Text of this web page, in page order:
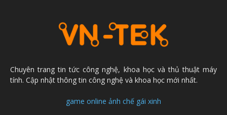
Chuyên trang tin tức công nghệ, khoa học và thủ thuật máy
tính. Cập nhật thông tin công nghệ và khoa học mới nhất.
game online ảnh chế gái xinh